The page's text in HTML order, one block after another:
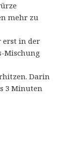
mehr zu
erst in der
Mischung
Darin
3 Minuten